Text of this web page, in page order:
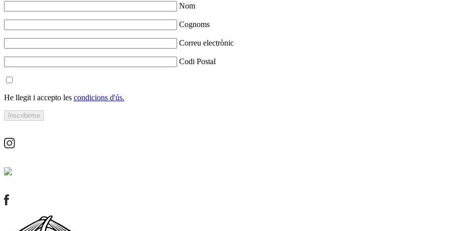
Nom
Cognoms
Correu electrònic
Codi Postal
He llegit i accepto les condicions d'ús.